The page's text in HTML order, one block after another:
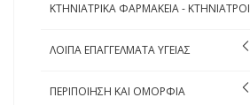
ΚΤΗΝΙΑΤΡΙΚΑ ΦΑΡΜΑΚΕΙΑ - ΚΤΗΝΙΑΤΡΟΙ
ΛΟΙΠΑ ΕΠΑΓΓΕΛΜΑΤΑ ΥΓΕΙΑΣ
ΠΕΡΙΠΟΙΗΣΗ ΚΑΙ ΟΜΟΡΦΙΑ